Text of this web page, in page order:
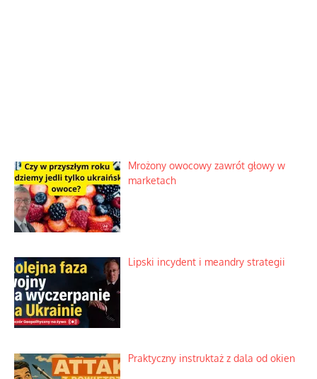
Mrożony owocowy zawrót głowy w
marketach
Lipski incydent i meandry strategii
Praktyczny instruktaż z dala od okien